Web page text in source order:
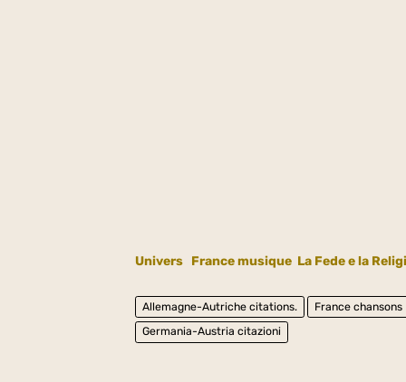
Univers France musique La Fede e la
Allemagne-Autriche citations.
France chansons
Germania-Austria citazioni